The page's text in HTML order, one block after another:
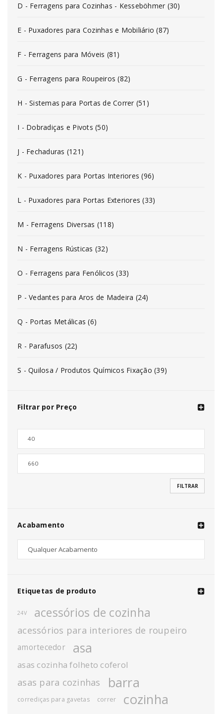
D - Ferragens para Cozinhas - Kesseböhmer (30)
E - Puxadores para Cozinhas e Mobiliário (87)
F - Ferragens para Móveis (81)
G - Ferragens para Roupeiros (82)
H - Sistemas para Portas de Correr (51)
I - Dobradiças e Pivots (50)
J - Fechaduras (121)
K - Puxadores para Portas Interiores (96)
L - Puxadores para Portas Exteriores (33)
M - Ferragens Diversas (118)
N - Ferragens Rústicas (32)
O - Ferragens para Fenólicos (33)
P - Vedantes para Aros de Madeira (24)
Q - Portas Metálicas (6)
R - Parafusos (22)
S - Quilosa / Produtos Químicos Fixação (39)
Filtrar por Preço
FILTRAR
Acabamento
Etiquetas de produto
24V acessórios de cozinha
acessórios para interiores de roupeiro
amortecedor asa
asas cozinha folheto coferol
asas para cozinhas barra
corrediças para gavetas correr cozinha